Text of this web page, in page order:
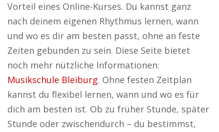
Vorteil eines Online-Kurses. Du kannst ganz
nach deinem eigenen Rhythmus lernen, wann
und wo es dir am besten passt, ohne an feste
Zeiten gebunden zu sein. Diese Seite bietet
noch mehr nützliche Informationen:
Musikschule Bleiburg. Ohne festen Zeitplan
kannst du flexibel lernen, wann und wo es für
dich am besten ist. Ob zu früher Stunde, später
Stunde oder zwischendurch – du bestimmst,